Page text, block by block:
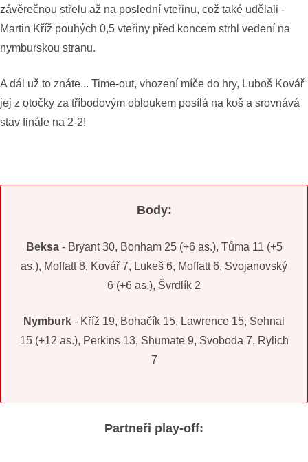
závěrečnou střelu až na poslední vteřinu, což také udělali -
Martin Kříž pouhých 0,5 vteřiny před koncem strhl vedení na
nymburskou stranu.
A dál už to znáte... Time-out, vhození míče do hry, Luboš Kovář
jej z otočky za tříbodovým obloukem posílá na koš a srovnává
stav finále na 2-2!
Body:
Beksa- Bryant 30, Bonham 25 (+6 as.), Tůma 11 (+5
as.), Moffatt 8, Kovář 7, Lukeš 6, Moffatt 6, Svojanovský
6 (+6 as.), Švrdlík 2
Nymburk - Kříž 19, Bohačík 15, Lawrence 15, Sehnal
15 (+12 as.), Perkins 13, Shumate 9, Svoboda 7, Rylich
7
Partneři play-off: